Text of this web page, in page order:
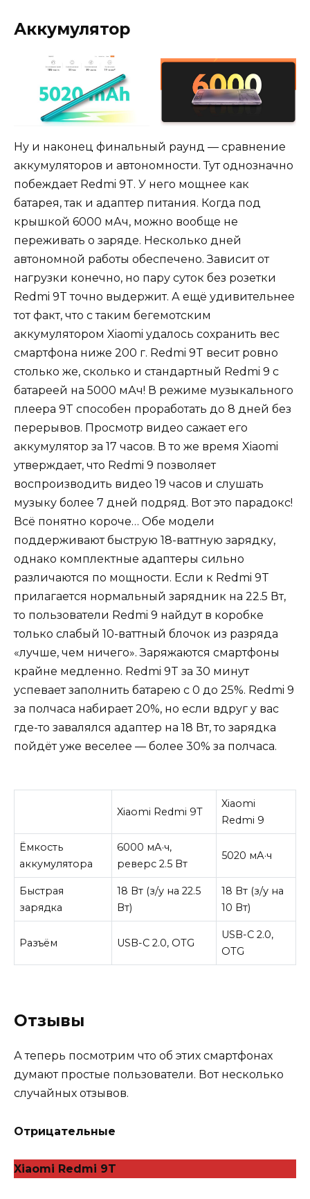
Аккумулятор
Ну и наконец финальный раунд — сравнение
аккумуляторов и автономности. Тут однозначно
побеждает Redmi 9T. У него мощнее как
батарея, так и адаптер питания. Когда под
крышкой 6000 мАч, можно вообще не
переживать о заряде. Несколько дней
автономной работы обеспечено. Зависит от
нагрузки конечно, но пару суток без розетки
Redmi 9T точно выдержит. А ещё удивительнее
тот факт, что с таким бегемотским
аккумулятором Xiaomi удалось сохранить вес
смартфона ниже 200 г. Redmi 9T весит ровно
столько же, сколько и стандартный Redmi 9 с
батареей на 5000 мАч! В режиме музыкального
плеера 9T способен проработать до 8 дней без
перерывов. Просмотр видео сажает его
аккумулятор за 17 часов. В то же время Xiaomi
утверждает, что Redmi 9 позволяет
воспроизводить видео 19 часов и слушать
музыку более 7 дней подряд. Вот это парадокс!
Всё понятно короче… Обе модели
поддерживают быструю 18-ваттную зарядку,
однако комплектные адаптеры сильно
различаются по мощности. Если к Redmi 9T
прилагается нормальный зарядник на 22.5 Вт,
то пользователи Redmi 9 найдут в коробке
только слабый 10-ваттный блочок из разряда
«лучше, чем ничего». Заряжаются смартфоны
крайне медленно. Redmi 9T за 30 минут
успевает заполнить батарею с 0 до 25%. Redmi 9
за полчаса набирает 20%, но если вдруг у вас
где-то завалялся адаптер на 18 Вт, то зарядка
пойдёт уже веселее — более 30% за полчаса.
Xiaomi Redmi 9T
Xiaomi
Redmi 9
Ёмкость
аккумулятора
6000 мА·ч,
реверс 2.5 Вт
5020 мА·ч
Быстрая
зарядка
18 Вт (з/у на 22.5
Вт)
18 Вт (з/у на
10 Вт)
Разъём USB-C 2.0, OTG
USB-C 2.0,
OTG
Отзывы
А теперь посмотрим что об этих смартфонах
думают простые пользователи. Вот несколько
случайных отзывов.
Отрицательные
Xiaomi Redmi 9T